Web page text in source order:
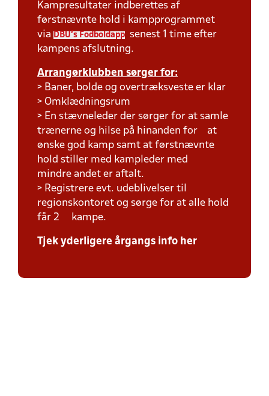
Kampresultater indberettes af
førstnævnte hold i kampprogrammet
via
DBU's Fodboldapp
senest 1 time efter
kampens afslutning.
Arrangørklubben sørger for:
> Baner, bolde og overtræksveste er klar
> Omklædningsrum
> En stævneleder der sørger for at samle
trænerne og hilse på hinanden for at
ønske god kamp samt at førstnævnte
hold stiller med kampleder med
mindre andet er aftalt.
> Registrere evt. udeblivelser til
regionskontoret og sørge for at alle hold
får 2 kampe.
Tjek yderligere årgangs info her